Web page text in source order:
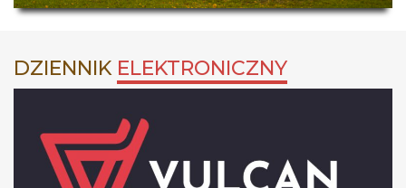
DZIENNIK ELEKTRONICZNY